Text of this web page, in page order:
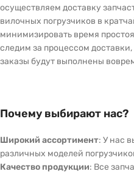
осуществляем доставку
вилочных погрузчиков в
минимизировать время
следим за процессом доставки,
заказы будут выполнены
Почему выбирают нас?
Широкий ассортимент: У нас
различных моделей
Качество продукции: Все